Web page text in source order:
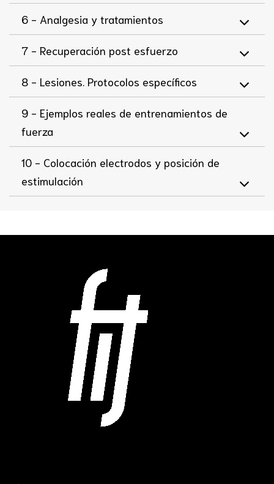
6 - Analgesia y tratamientos
7 - Recuperación post esfuerzo
8 - Lesiones. Protocolos específicos
9 - Ejemplos reales de entrenamientos de
fuerza
10 - Colocación electrodos y posición de
estimulación